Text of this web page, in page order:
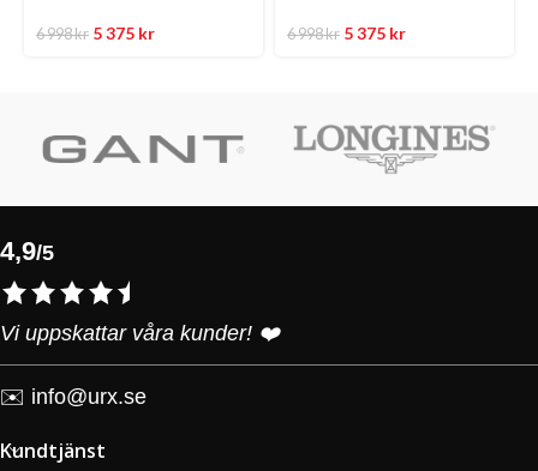
6 998kr 5 375 kr 6 998kr 5 375 kr
4,9/5
Vi uppskattar våra kunder! ❤️
✉️ info@urx.se
Kundtjänst